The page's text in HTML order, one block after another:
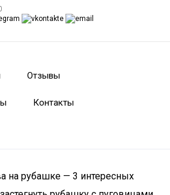
Отзывы
Контакты
на рубашке — 3 интересных